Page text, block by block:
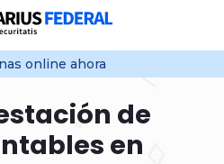
online ahora
de
en